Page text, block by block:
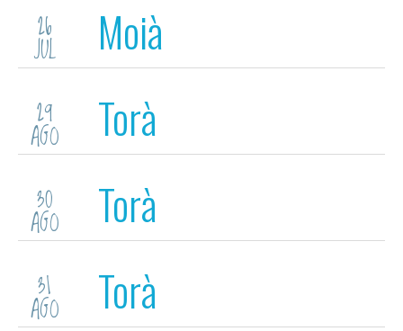
26
JUL Moià
29
AGO Torà
30
AGO Torà
31
AGO Torà